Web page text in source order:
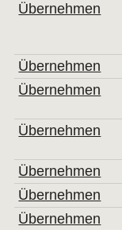
Übernehmen
Übernehmen
Übernehmen
Übernehmen
Übernehmen
Übernehmen
Übernehmen